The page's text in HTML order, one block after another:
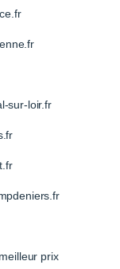
sur-loir.fr
prix